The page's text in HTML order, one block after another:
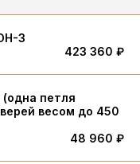
3
423 360 ₽
петля
весом до 450
48 960 ₽